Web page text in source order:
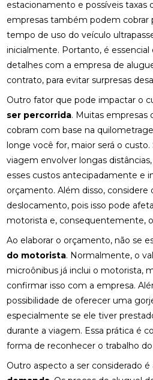
estacionamento e possíveis taxas
empresas também podem cobrar
tempo de uso do veículo
inicialmente. Portanto, é essencial
detalhes com a empresa de
contrato, para evitar surpresas
Outro fator que pode impactar o
ser percorrida. Muitas empresas
cobram com base na
longe você for, maior será o
viagem envolver longas
esses custos antecipadamente e
orçamento. Além disso, considere
deslocamento, pois isso pode
motorista e, consequentemente,
Ao elaborar o orçamento, não se
do motorista. Normalmente, o
microônibus já inclui o motorista,
confirmar isso com a empresa.
possibilidade de oferecer uma
especialmente se ele tiver
durante a viagem. Essa prática é
forma de reconhecer o trabalho
Outro aspecto a ser considerado